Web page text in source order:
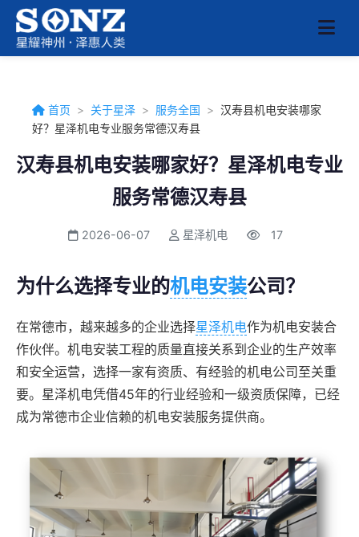
首页 > 关于星泽 > 服务全国 > 汉寿县机电安装哪家
好？星泽机电专业服务常德汉寿县
汉寿县机电安装哪家好？星泽机电专业
服务常德汉寿县
2026-06-07 星泽机电 17
为什么选择专业的机电安装公司？
在常德市，越来越多的企业选择星泽机电作为机电安装合
作伙伴。机电安装工程的质量直接关系到企业的生产效率
和安全运营，选择一家有资质、有经验的机电公司至关重
要。星泽机电凭借45年的行业经验和一级资质保障，已经
成为常德市企业信赖的机电安装服务提供商。